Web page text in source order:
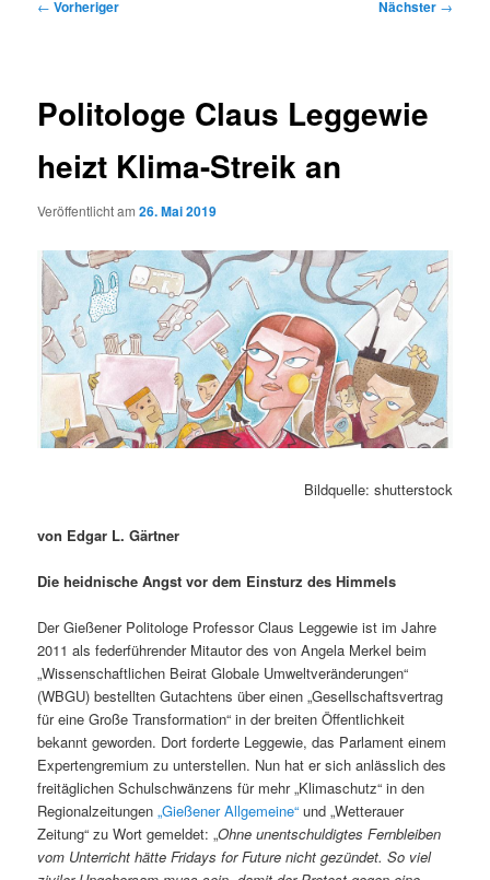
Beitragsnavigation
← Vorheriger Nächster →
Politologe Claus Leggewie
heizt Klima-Streik an
Veröffentlicht am26. Mai 2019
Bildquelle: shutterstock
von Edgar L. Gärtner
Die heidnische Angst vor dem Einsturz des Himmels
Der Gießener Politologe Professor Claus Leggewie ist im Jahre
2011 als federführender Mitautor des von Angela Merkel beim
„Wissenschaftlichen Beirat Globale Umweltveränderungen“
(WBGU) bestellten Gutachtens über einen „Gesellschaftsvertrag
für eine Große Transformation“ in der breiten Öffentlichkeit
bekannt geworden. Dort forderte Leggewie, das Parlament einem
Expertengremium zu unterstellen. Nun hat er sich anlässlich des
freitäglichen Schulschwänzens für mehr „Klimaschutz“ in den
Regionalzeitungen„Gießener Allgemeine“ und „Wetterauer
Zeitung“ zu Wort gemeldet: „Ohne unentschuldigtes Fernbleiben
vom Unterricht hätte Fridays for Future nicht gezündet. So viel